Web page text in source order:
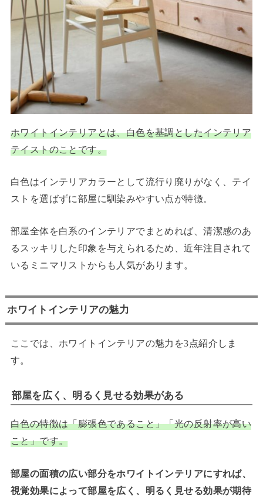
ホワイトインテリアとは、白色を基調としたインテリア
テイストのことです。
白色はインテリアカラーとして流行り廃りがなく、テイ
ストを選ばずに部屋に馴染みやすい点が特徴。
部屋全体を白系のインテリアでまとめれば、清潔感のあ
るスッキリした印象を与えられるため、近年注目されて
いるミニマリストからも人気があります。
ホワイトインテリアの魅力
ここでは、ホワイトインテリアの魅力を3点紹介しま
す。
部屋を広く、明るく見せる効果がある
白色の特徴は「膨張色であること」「光の反射率が高い
こと」です。
部屋の面積の広い部分をホワイトインテリアにすれば、
視覚効果によって部屋を広く、明るく見せる効果が期待